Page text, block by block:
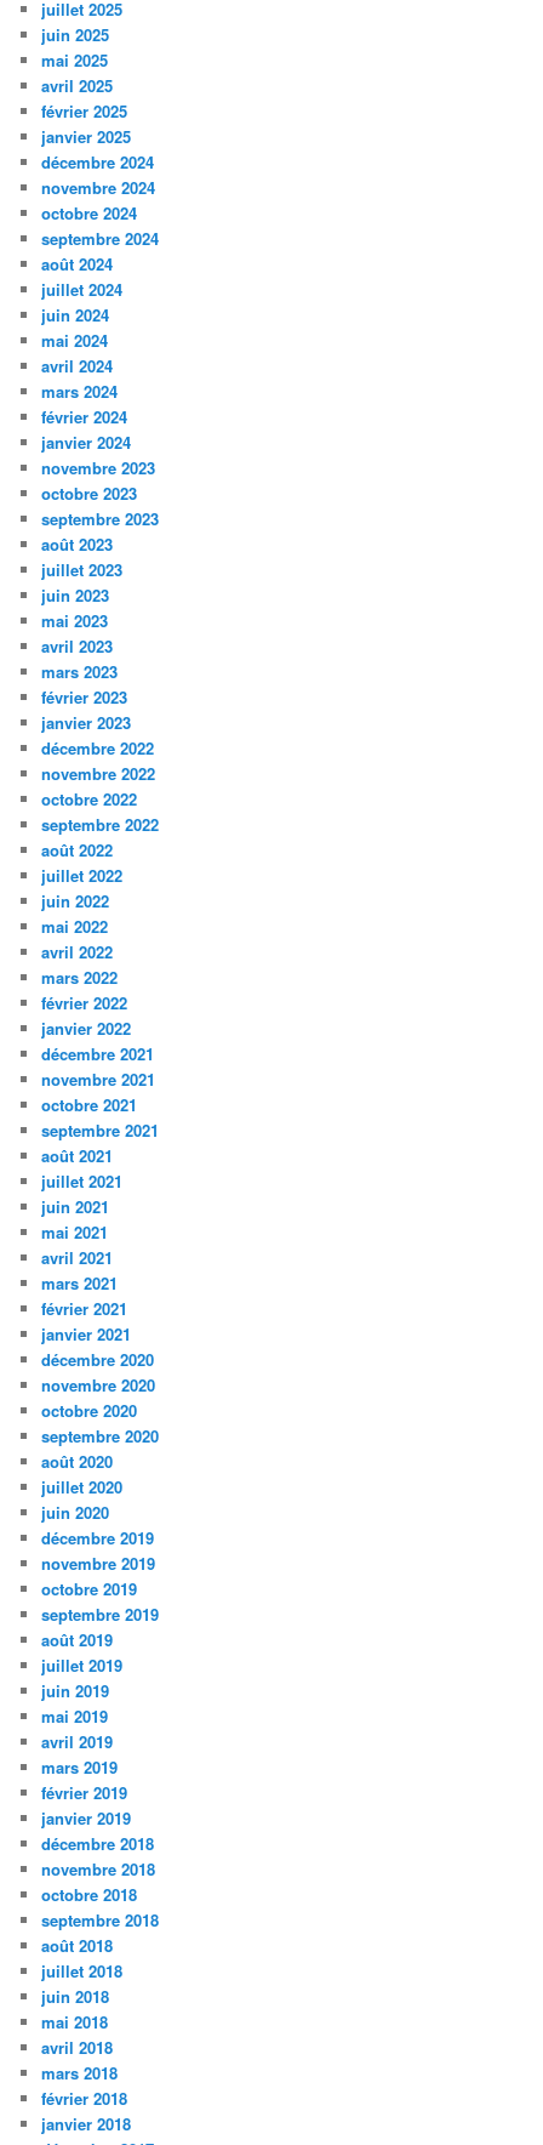
juillet 2025
juin 2025
mai 2025
avril 2025
février 2025
janvier 2025
décembre 2024
novembre 2024
octobre 2024
septembre 2024
août 2024
juillet 2024
juin 2024
mai 2024
avril 2024
mars 2024
février 2024
janvier 2024
novembre 2023
octobre 2023
septembre 2023
août 2023
juillet 2023
juin 2023
mai 2023
avril 2023
mars 2023
février 2023
janvier 2023
décembre 2022
novembre 2022
octobre 2022
septembre 2022
août 2022
juillet 2022
juin 2022
mai 2022
avril 2022
mars 2022
février 2022
janvier 2022
décembre 2021
novembre 2021
octobre 2021
septembre 2021
août 2021
juillet 2021
juin 2021
mai 2021
avril 2021
mars 2021
février 2021
janvier 2021
décembre 2020
novembre 2020
octobre 2020
septembre 2020
août 2020
juillet 2020
juin 2020
décembre 2019
novembre 2019
octobre 2019
septembre 2019
août 2019
juillet 2019
juin 2019
mai 2019
avril 2019
mars 2019
février 2019
janvier 2019
décembre 2018
novembre 2018
octobre 2018
septembre 2018
août 2018
juillet 2018
juin 2018
mai 2018
avril 2018
mars 2018
février 2018
janvier 2018